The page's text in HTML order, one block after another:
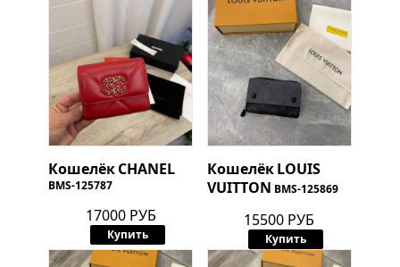
КошелёкCHANEL
BMS-125787
17000 РУБ
Купить
Кошелёк LOUIS
VUITTON BMS-125869
15500 РУБ
Купить